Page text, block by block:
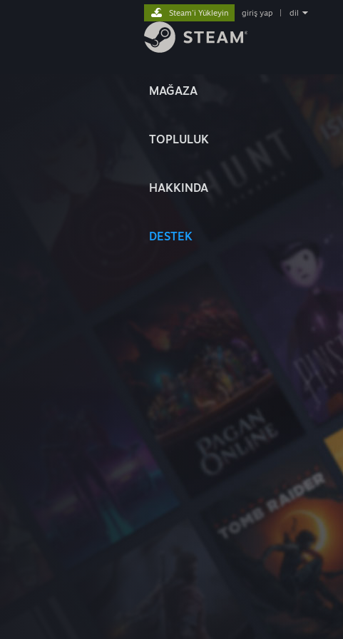
MAĞAZA
TOPLULUK
HAKKINDA
DESTEK
Steam'i Yükleyin giriş yap dil